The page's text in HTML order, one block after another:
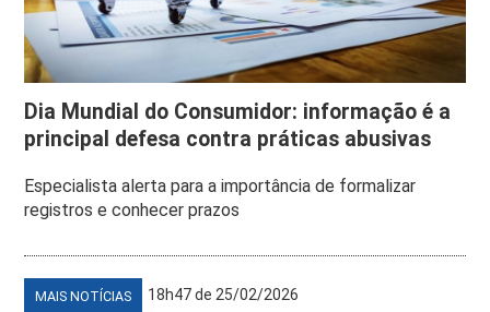
Dia Mundial do Consumidor: informação é a
principal defesa contra práticas abusivas
Especialista alerta para a importância de formalizar
registros e conhecer prazos
MAIS NOTÍCIAS 18h47 de 25/02/2026